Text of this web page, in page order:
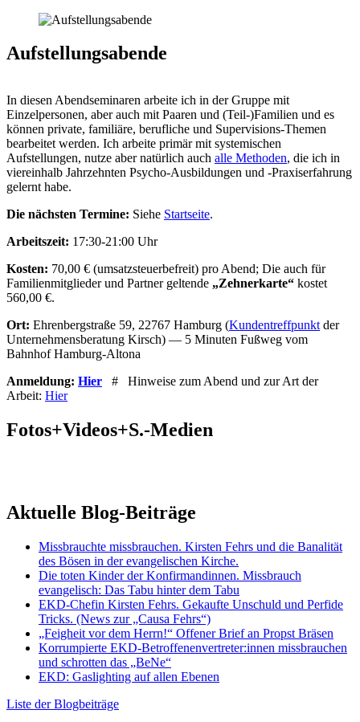
Aufstellungsabende
In diesen Abendseminaren arbeite ich in der Gruppe mit
Einzelpersonen, aber auch mit Paaren und (Teil-)Familien und es
können private, familiäre, berufliche und Supervisions-Themen
bearbeitet werden. Ich arbeite primär mit systemischen
Aufstellungen, nutze aber natürlich auch alle Methoden, die ich in
viereinhalb Jahrzehnten Psycho-Ausbildungen und -Praxiserfahrung
gelernt habe.
Die nächsten Termine: Siehe Startseite.
Arbeitszeit: 17:30-21:00 Uhr
Kosten: 70,00 € (umsatzsteuerbefreit) pro Abend; Die auch für
Familienmitglieder und Partner geltende „Zehnerkarte“ kostet
560,00 €.
Ort: Ehrenbergstraße 59, 22767 Hamburg (Kundentreffpunkt der
Unternehmensberatung Kirsch) — 5 Minuten Fußweg vom
Bahnhof Hamburg-Altona
Anmeldung: Hier
# Hinweise zum Abend und zur Art der
Arbeit: Hier
Fotos+Videos+S.-Medien
Aktuelle Blog-Beiträge
Missbrauchte missbrauchen. Kirsten Fehrs und die Banalität
des Bösen in der evangelischen Kirche.
Die toten Kinder der Konfirmandinnen. Missbrauch
evangelisch: Das Tabu hinter dem Tabu
EKD-Chefin Kirsten Fehrs. Gekaufte Unschuld und Perfide
Tricks. (News zur „Causa Fehrs“)
„Feigheit vor dem Herrn!“ Offener Brief an Propst Bräsen
Korrumpierte EKD-Betroffenenvertreter:innen missbrauchen
und schrotten das „BeNe“
EKD: Gaslighting auf allen Ebenen
Liste der Blogbeiträge